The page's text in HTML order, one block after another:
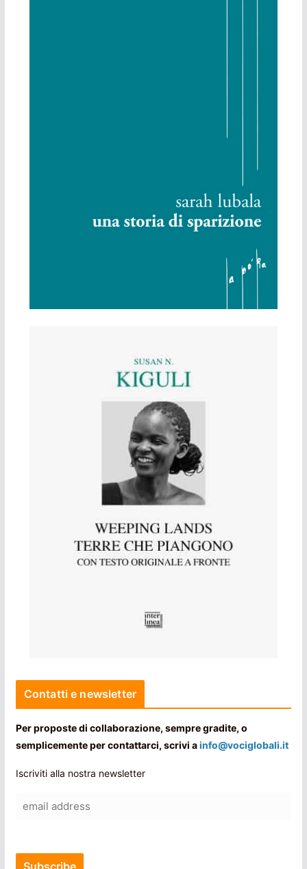
Contatti e newsletter
Per proposte di collaborazione, sempre gradite, o
semplicemente per contattarci, scrivi ainfo@vociglobali.it
Iscriviti alla nostra newsletter